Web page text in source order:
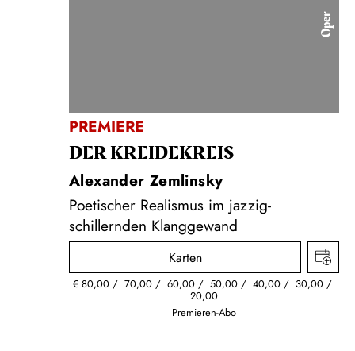
Oper
PREMIERE
DER KREIDE­KREIS
Alexander Zemlinsky
Poetischer Realismus im jazzig-
schillernden Klanggewand
Karten
€ 80,00 70,00 60,00 50,00 40,00 30,00
20,00
Premieren-Abo